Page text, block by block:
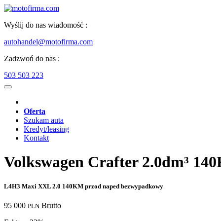
Wyślij do nas wiadomość :
autohandel@motofirma.com
Zadzwoń do nas :
503 503 223
Oferta
Szukam auta
Kredyt/leasing
Kontakt
Volkswagen Crafter 2.0dm³
L4H3 Maxi XXL 2.0 140KM przod naped bezwypadkowy
95 000 PLN Brutto